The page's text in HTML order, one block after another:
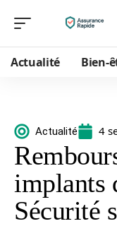
Actualité Bien-
Actualité 4
implants
Sécurité